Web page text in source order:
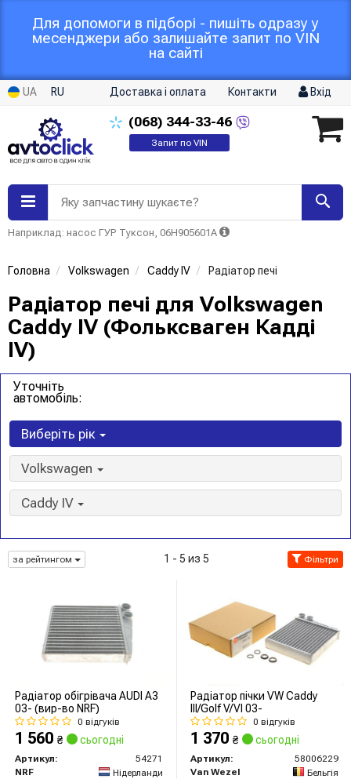
Для допомоги в підборі - пишіть одразу у
месенджери або залишайте запит по VIN
на сайті
UA RU Доставка і оплата Контакти Вхід
(068) 344-33-46
Запит по VIN
Яку запчастину шукаєте?
Наприклад: насос ГУР Туксон, 06H905601A
Головна Volkswagen Caddy IV Радіатор печі
Радіатор печі для Volkswagen
Caddy IV (Фольксваген Кадді
IV)
Уточніть
автомобіль:
Виберіть рік
Volkswagen
Caddy IV
за рейтингом 1 - 5 из 5 Фільтри
Радіатор обігрівача AUDI A3
03- (вир-во NRF)
0 відгуків
1 560 ₴ сьогодні
Артикул:
54271
NRF
Нідерланди
Радіатор пічки VW Caddy
III/Golf V/VI 03-
0 відгуків
1 370 ₴ сьогодні
Артикул:
58006229
Van Wezel
Бельгія